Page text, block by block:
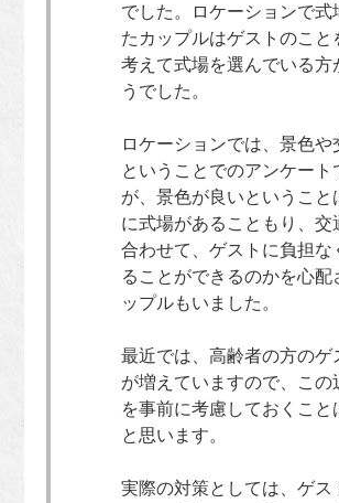
でした。ロケーションで式
たカップルはゲストのこと
考えて式場を選んでいる方
うでした。
ロケーションでは、景色や
ということでのアンケート
が、景色が良いということ
に式場があることもり、交
合わせて、ゲストに負担な
ることができるのかを心配
ップルもいました。
最近では、高齢者の方のゲ
が増えていますので、この
を事前に考慮しておくこと
と思います。
実際の対策としては、ゲス